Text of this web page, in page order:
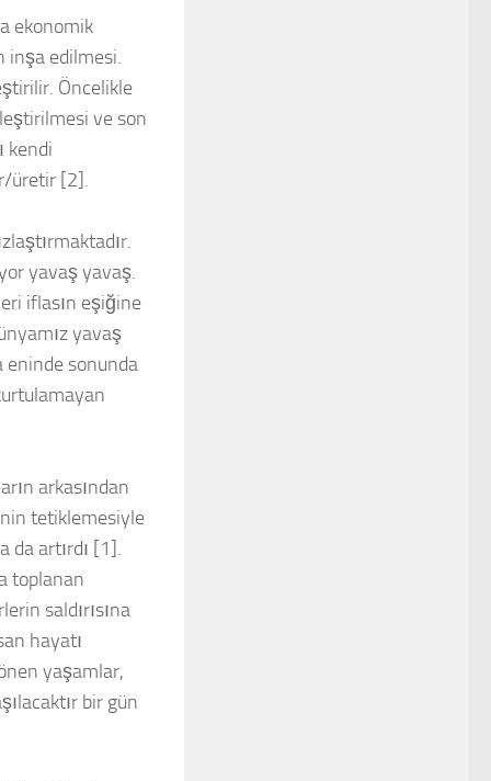
ekonomik
inşa edilmesi.
Öncelikle
ve son
kendi
üretir [2].
yavaş yavaş.
iflasın eşiğine
yavaş
eninde sonunda
arkasından
tetiklemesiyle
da artırdı [1].
toplanan
saldırısına
hayatı
yaşamlar,
bir gün